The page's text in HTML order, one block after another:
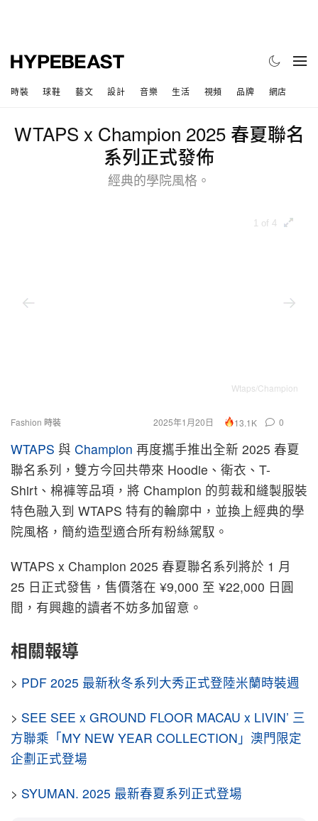
時裝 球鞋 藝文 設計 音樂 生活 視頻 品牌 網店
WTAPS x Champion 2025 春夏聯名
系列正式發佈
經典的學院風格。
1 of 4
Wtaps/Champion
Fashion 時裝 2025年1月20日 13.1K 0
WTAPS 與 Champion 再度攜手推出全新 2025 春夏
聯名系列，雙方今回共帶來 Hoodie、衛衣、T-
Shirt、棉褲等品項，將 Champion 的剪裁和縫製服裝
特色融入到 WTAPS 特有的輪廓中，並換上經典的學
院風格，簡約造型適合所有粉絲駕馭。
WTAPS x Champion 2025 春夏聯名系列將於 1 月
25 日正式發售，售價落在 ¥9,000 至 ¥22,000 日圓
間，有興趣的讀者不妨多加留意。
相關報導
> PDF 2025 最新秋冬系列大秀正式登陸米蘭時裝週
> SEE SEE x GROUND FLOOR MACAU x LIVIN’ 三
方聯乘「MY NEW YEAR COLLECTION」澳門限定
企劃正式登場
> SYUMAN. 2025 最新春夏系列正式登場